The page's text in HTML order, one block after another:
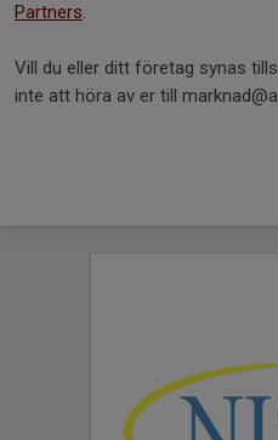
Partners.
Vill du eller ditt företag synas
inte att höra av er till